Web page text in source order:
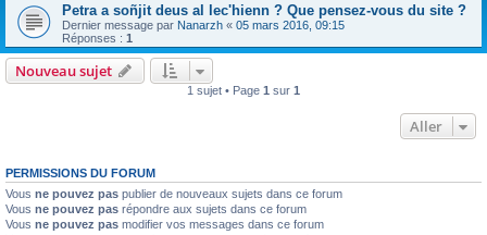
Petra a soñjit deus al lec'hienn ? Que pensez-vous du site ?
Dernier message par Nanarzh « 05 mars 2016, 09:15
Réponses : 1
Nouveau sujet
1 sujet • Page 1 sur 1
Aller
PERMISSIONS DU FORUM
Vous ne pouvez pas publier de nouveaux sujets dans ce forum
Vous ne pouvez pas répondre aux sujets dans ce forum
Vous ne pouvez pas modifier vos messages dans ce forum